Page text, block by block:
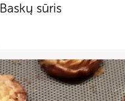
Baskų sūris